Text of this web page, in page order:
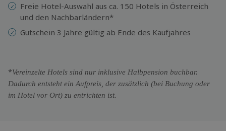
Freie Hotel-Auswahl aus ca. 150 Hotels in Österreich
und den Nachbarländern*
Gutschein 3 Jahre gültig ab Ende des Kaufjahres
*Vereinzelte Hotels sind nur inklusive Halbpension buchbar.
Dadurch entsteht ein Aufpreis, der zusätzlich (bei Buchung oder
im Hotel vor Ort) zu entrichten ist.